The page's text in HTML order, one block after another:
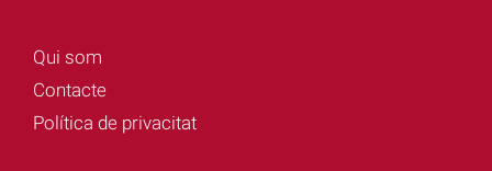
Qui som
Contacte
Política de privacitat